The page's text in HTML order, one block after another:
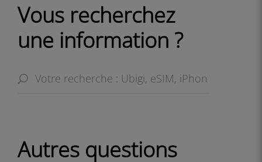
Vous recherchez
une information ?
Autres questions